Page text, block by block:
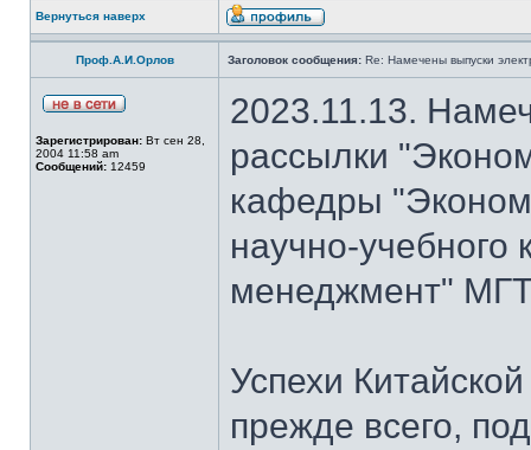
Вернуться наверх
Проф.А.И.Орлов Заголовок сообщения: Re: Намечены выпуски
Зарегистрирован: Вт сен 28,
2004 11:58 am
Сообщений: 12459
2023.11.13.
рассылки
кафедры
научно-
менеджмент"
Успехи
прежде всего,